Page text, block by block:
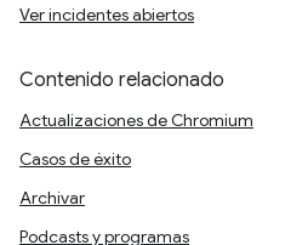
Ver incidentes abiertos
Contenido relacionado
Actualizaciones de Chromium
Casos de éxito
Archivar
Podcasts y programas